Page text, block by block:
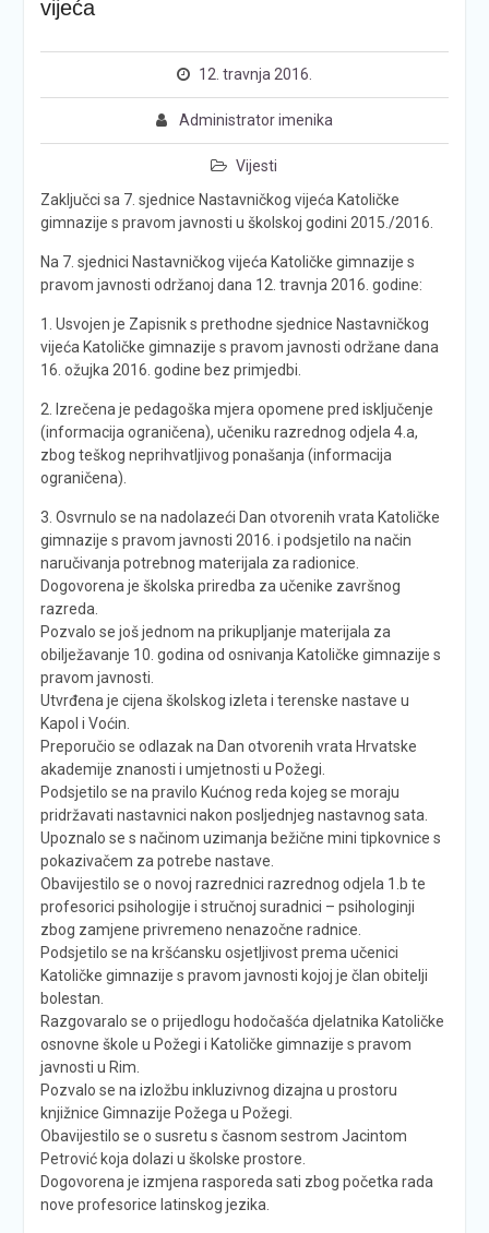
vijeća
12. travnja 2016.
Administrator imenika
Vijesti
Zaključci sa 7. sjednice Nastavničkog vijeća Katoličke
gimnazije s pravom javnosti u školskoj godini 2015./2016.
Na 7. sjednici Nastavničkog vijeća Katoličke gimnazije s
pravom javnosti održanoj dana 12. travnja 2016. godine:
1. Usvojen je Zapisnik s prethodne sjednice Nastavničkog
vijeća Katoličke gimnazije s pravom javnosti održane dana
16. ožujka 2016. godine bez primjedbi.
2. Izrečena je pedagoška mjera opomene pred isključenje
(informacija ograničena), učeniku razrednog odjela 4.a,
zbog teškog neprihvatljivog ponašanja (informacija
ograničena).
3. Osvrnulo se na nadolazeći Dan otvorenih vrata Katoličke
gimnazije s pravom javnosti 2016. i podsjetilo na način
naručivanja potrebnog materijala za radionice.
Dogovorena je školska priredba za učenike završnog
razreda.
Pozvalo se još jednom na prikupljanje materijala za
obilježavanje 10. godina od osnivanja Katoličke gimnazije s
pravom javnosti.
Utvrđena je cijena školskog izleta i terenske nastave u
Kapol i Voćin.
Preporučio se odlazak na Dan otvorenih vrata Hrvatske
akademije znanosti i umjetnosti u Požegi.
Podsjetilo se na pravilo Kućnog reda kojeg se moraju
pridržavati nastavnici nakon posljednjeg nastavnog sata.
Upoznalo se s načinom uzimanja bežične mini tipkovnice s
pokazivačem za potrebe nastave.
Obavijestilo se o novoj razrednici razrednog odjela 1.b te
profesorici psihologije i stručnoj suradnici – psihologinji
zbog zamjene privremeno nenazočne radnice.
Podsjetilo se na kršćansku osjetljivost prema učenici
Katoličke gimnazije s pravom javnosti kojoj je član obitelji
bolestan.
Razgovaralo se o prijedlogu hodočašća djelatnika Katoličke
osnovne škole u Požegi i Katoličke gimnazije s pravom
javnosti u Rim.
Pozvalo se na izložbu inkluzivnog dizajna u prostoru
knjižnice Gimnazije Požega u Požegi.
Obavijestilo se o susretu s časnom sestrom Jacintom
Petrović koja dolazi u školske prostore.
Dogovorena je izmjena rasporeda sati zbog početka rada
nove profesorice latinskog jezika.